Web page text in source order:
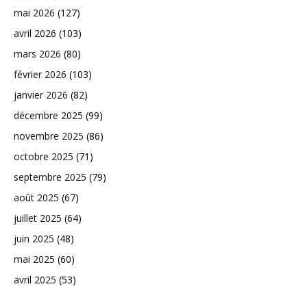
mai 2026 (127)
avril 2026 (103)
mars 2026 (80)
février 2026 (103)
janvier 2026 (82)
décembre 2025 (99)
novembre 2025 (86)
octobre 2025 (71)
septembre 2025 (79)
août 2025 (67)
juillet 2025 (64)
juin 2025 (48)
mai 2025 (60)
avril 2025 (53)